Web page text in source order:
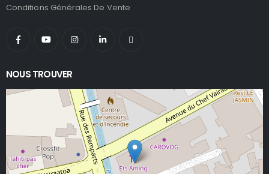
Conditions Générales De Vente
NOUS TROUVER